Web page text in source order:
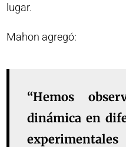
lugar.
Mahon agregó:
“Hemos
dinámica en